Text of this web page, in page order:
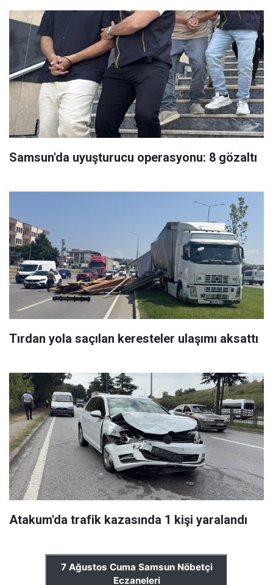
Samsun'da uyuşturucu operasyonu: 8 gözaltı
Tırdan yola saçılan keresteler ulaşımı aksattı
Atakum'da trafik kazasında 1 kişi yaralandı